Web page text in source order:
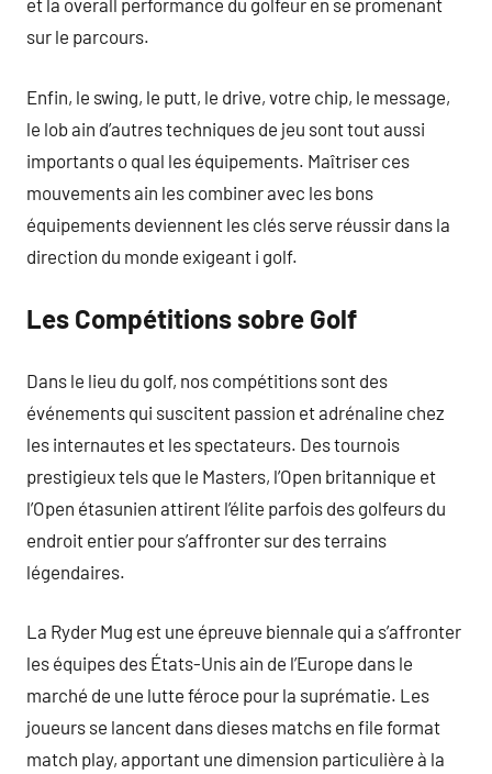
et la overall performance du golfeur en se promenant
sur le parcours.
Enfin, le swing, le putt, le drive, votre chip, le message,
le lob ain d’autres techniques de jeu sont tout aussi
importants o qual les équipements. Maîtriser ces
mouvements ain les combiner avec les bons
équipements deviennent les clés serve réussir dans la
direction du monde exigeant i golf.
Les Compétitions sobre Golf
Dans le lieu du golf, nos compétitions sont des
événements qui suscitent passion et adrénaline chez
les internautes et les spectateurs. Des tournois
prestigieux tels que le Masters, l’Open britannique et
l’Open étasunien attirent l’élite parfois des golfeurs du
endroit entier pour s’affronter sur des terrains
légendaires.
La Ryder Mug est une épreuve biennale qui a s’affronter
les équipes des États-Unis ain de l’Europe dans le
marché de une lutte féroce pour la suprématie. Les
joueurs se lancent dans dieses matchs en file format
match play, apportant une dimension particulière à la